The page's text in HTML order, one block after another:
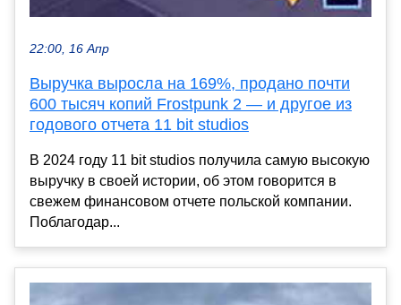
22:00, 16 Апр
Выручка выросла на 169%, продано почти
600 тысяч копий Frostpunk 2 — и другое из
годового отчета 11 bit studios
В 2024 году 11 bit studios получила самую высокую
выручку в своей истории, об этом говорится в
свежем финансовом отчете польской компании.
Поблагодар...